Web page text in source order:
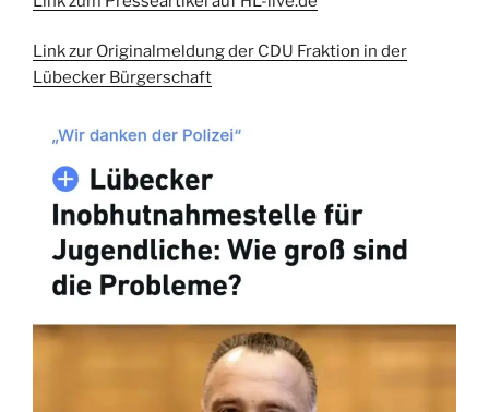
Link zur Originalmeldung der CDU Fraktion in der
Lübecker Bürgerschaft